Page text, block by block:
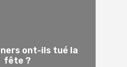
ont-ils tué la
fête ?